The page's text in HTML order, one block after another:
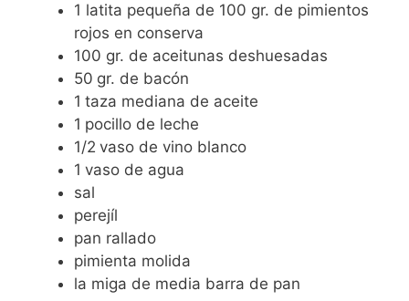
1 latita pequeña de 100 gr. de pimientos
rojos en conserva
100 gr. de aceitunas deshuesadas
50 gr. de bacón
1 taza mediana de aceite
1 pocillo de leche
1/2 vaso de vino blanco
1 vaso de agua
sal
perejíl
pan rallado
pimienta molida
la miga de media barra de pan